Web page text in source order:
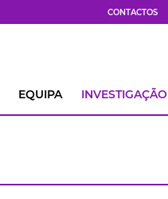
CONTACTOS
EQUIPA INVESTIGAÇÃO